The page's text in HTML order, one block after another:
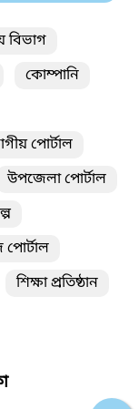
বিভাগ
কোম্পানি
পোর্টাল
উপজেলা পোর্টাল
শিক্ষা প্রতিষ্ঠান